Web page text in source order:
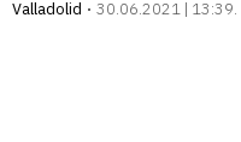
Valladolid
30.06.2021 | 13:39